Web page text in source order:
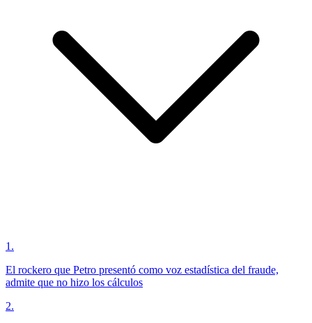
1 .
El rockero que Petro presentó como voz estadística del fraude,
admite que no hizo los cálculos
2.